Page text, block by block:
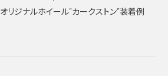
オリジナルホイール”カークストン”装着例